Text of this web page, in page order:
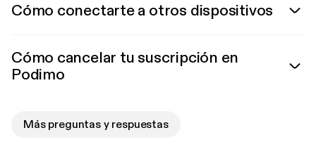
Cómo conectarte a otros dispositivos
Cómo cancelar tu suscripción en
Podimo
Más preguntas y respuestas